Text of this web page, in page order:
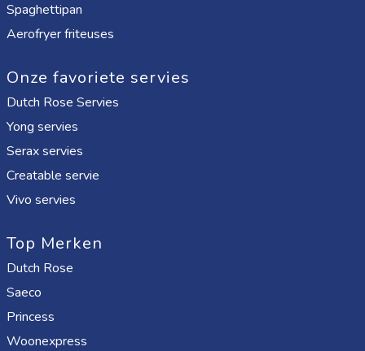
Spaghettipan
Aerofryer friteuses
Onze favoriete servies
Dutch Rose Servies
Yong servies
Serax servies
Creatable servie
Vivo servies
Top Merken
Dutch Rose
Saeco
Princess
Woonexpress